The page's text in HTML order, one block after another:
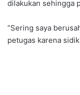
dilakukan sehingga
“Sering saya
petugas karena